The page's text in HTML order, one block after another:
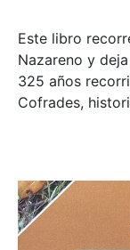
Este libro
Nazareno y
325 años
Cofrades,